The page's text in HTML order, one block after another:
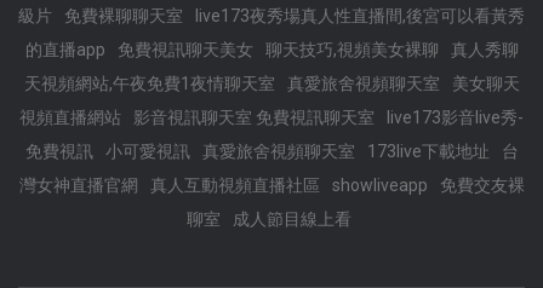
級片
免費裸聊聊天室
live173夜秀場真人性直播間,後宮可以看黃秀
的直播app
免費視訊聊天美女 聊天技巧,視頻美女裸聊
真人秀聊
天視頻網站,午夜免費1夜情聊天室
真愛旅舍視頻聊天室
美女聊天
視頻直播網站
影音視訊聊天室 免費視訊聊天室
live173影音live秀-
免費視訊
小可愛視訊 真愛旅舍視頻聊天室 173live下載地址
台
灣女神直播官網
真人互動視頻直播社區 showliveapp
免費交友裸
聊室
成人節目線上看